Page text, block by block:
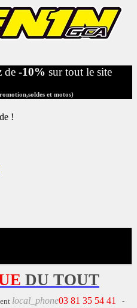
de -10% sur tout le site
et motos)
!
DU TOUT
local_phone03 81 35 54 41
-